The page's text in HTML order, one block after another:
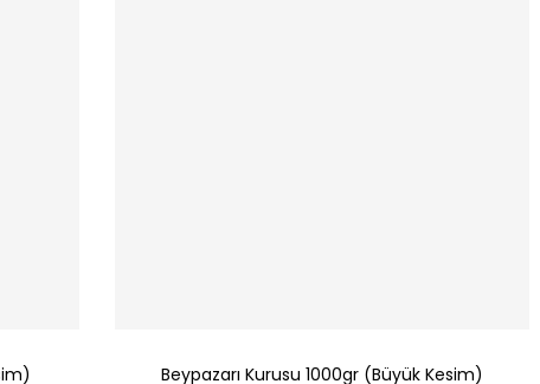
Beypazarı Kurusu 1000gr (Büyük Kesim)